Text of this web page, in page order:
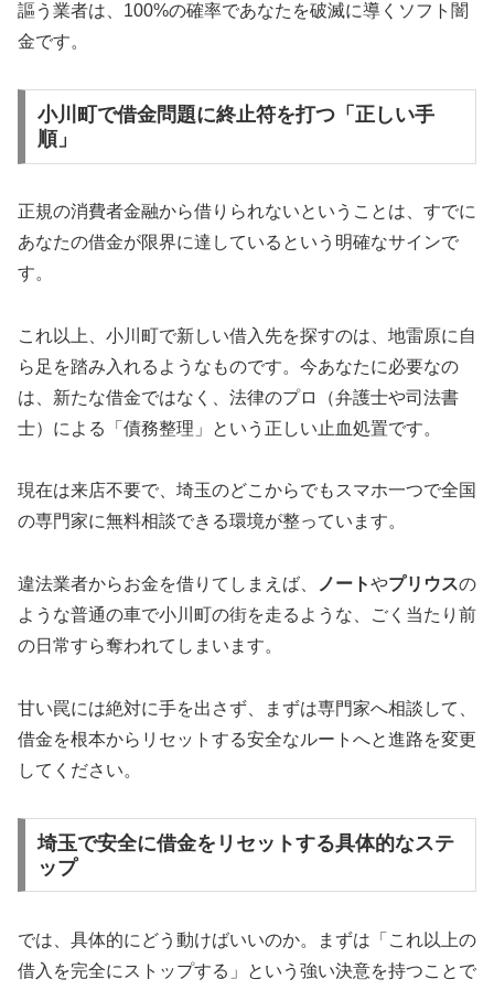
謳う業者は、100%の確率であなたを破滅に導くソフト闇
金です。
小川町で借金問題に終止符を打つ「正しい手
順」
正規の消費者金融から借りられないということは、すでに
あなたの借金が限界に達しているという明確なサインで
す。
これ以上、小川町で新しい借入先を探すのは、地雷原に自
ら足を踏み入れるようなものです。今あなたに必要なの
は、新たな借金ではなく、法律のプロ（弁護士や司法書
士）による「債務整理」という正しい止血処置です。
現在は来店不要で、埼玉のどこからでもスマホ一つで全国
の専門家に無料相談できる環境が整っています。
違法業者からお金を借りてしまえば、 ノートやプリウスの
ような普通の車で小川町の街を走るような、ごく当たり前
の日常すら奪われてしまいます。
甘い罠には絶対に手を出さず、まずは専門家へ相談して、
借金を根本からリセットする安全なルートへと進路を変更
してください。
埼玉で安全に借金をリセットする具体的なステ
ップ
では、具体的にどう動けばいいのか。まずは「これ以上の
借入を完全にストップする」という強い決意を持つことで